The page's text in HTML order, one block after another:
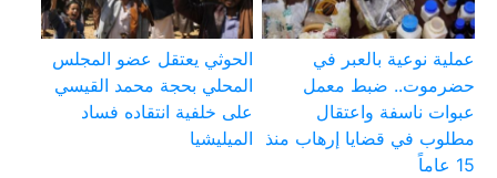
عملية نوعية بالعبر في
حضرموت.. ضبط معمل
عبوات ناسفة واعتقال
مطلوب في قضايا إرهاب منذ
15 عاماً
الحوثي يعتقل عضو المجلس
المحلي بحجة محمد القيسي
على خلفية انتقاده فساد
الميليشيا